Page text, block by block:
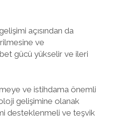
açısından da
ve
gücü yükselir ve ileri
ve istihdama önemli
gelişimine olanak
desteklenmeli ve teşvik